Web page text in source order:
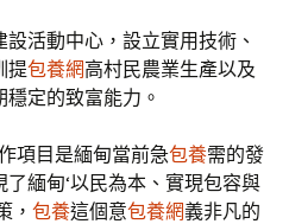
設活動中心，設立實用技術、
提包養網高村民農業生產以及
穩定的致富能力。
項目是緬甸當前急包養需的發
緬甸‘以民為本、實現包容與
， 包養這個意包養網義非凡的